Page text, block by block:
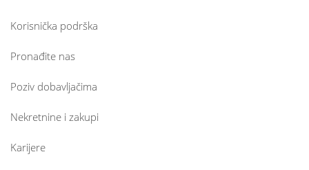
Korisnička podrška
Pronađite nas
Poziv dobavljačima
Nekretnine i zakupi
Karijere